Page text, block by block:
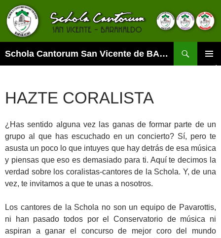
Schola Cantorum San Vicente de BARAKALDO
HAZTE CORALISTA
¿Has sentido alguna vez las ganas de formar parte de un
grupo al que has escuchado en un concierto? Sí, pero te
asusta un poco lo que intuyes que hay detrás de esa música
y piensas que eso es demasiado para ti. Aquí te decimos la
verdad sobre los coralistas-cantores de la Schola. Y, de una
vez, te invitamos a que te unas a nosotros.
Los cantores de la Schola no son un equipo de Pavarottis,
ni han pasado todos por el Conservatorio de música ni
aspiran a ganar el concurso de mejor coro del mundo